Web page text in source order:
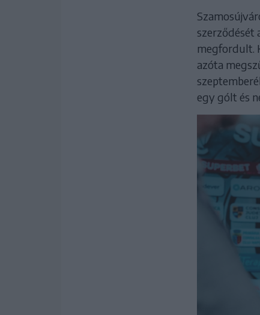
szerződését
megfordult.
azóta
egy gólt és